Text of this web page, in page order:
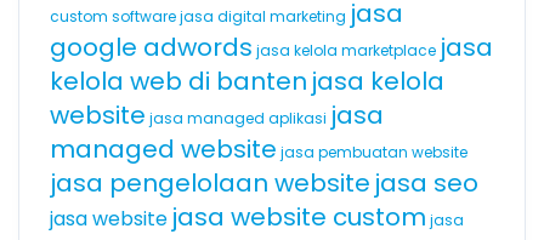
custom softwarejasa digital marketing jasa
google adwords jasa kelola marketplace jasa
kelola web di banten jasa kelola
website jasa managed aplikasi jasa
managed website jasa pembuatan website
jasa pengelolaan website jasa seo
jasa website jasa website custom jasa